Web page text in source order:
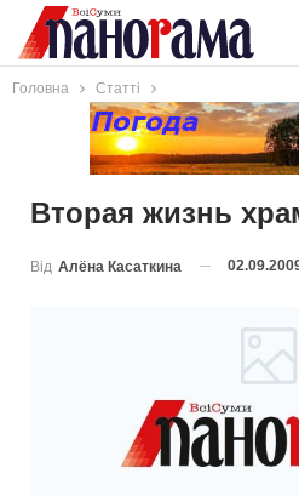
Головна Статті
Вторая жизнь
Від Алёна Касаткина